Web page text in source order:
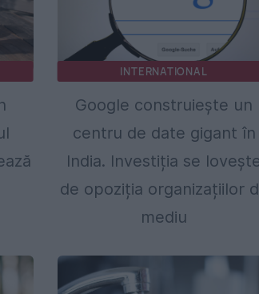
INTERNATIONAL
Google construiește un
centru de date gigant în
India. Investiția se
de opoziția organizațiilor
mediu